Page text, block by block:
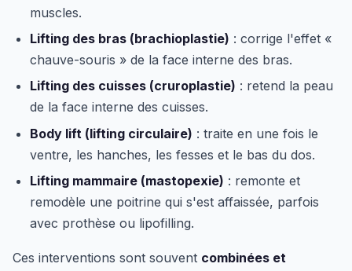
muscles.
Lifting des bras (brachioplastie) : corrige l'effet «
chauve-souris » de la face interne des bras.
Lifting des cuisses (cruroplastie) : retend la peau
de la face interne des cuisses.
Body lift (lifting circulaire) : traite en une fois le
ventre, les hanches, les fesses et le bas du dos.
Lifting mammaire (mastopexie) : remonte et
remodèle une poitrine qui s'est affaissée, parfois
avec prothèse ou lipofilling.
Ces interventions sont souvent combinées et